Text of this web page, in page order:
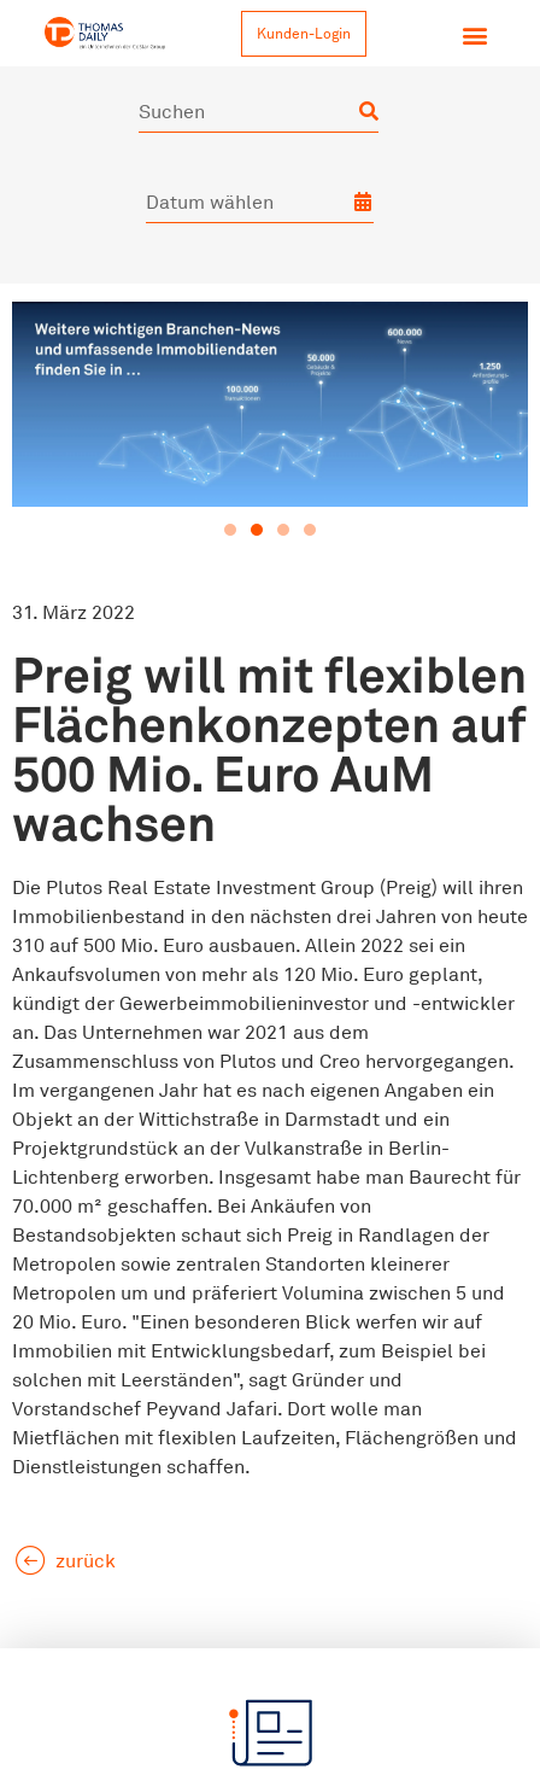
Kunden-Login
31. März 2022
Preig will mit flexiblen
Flächenkonzepten auf
500 Mio. Euro AuM
wachsen
Die Plutos Real Estate Investment Group (Preig) will ihren
Immobilienbestand in den nächsten drei Jahren von heute
310 auf 500 Mio. Euro ausbauen. Allein 2022 sei ein
Ankaufsvolumen von mehr als 120 Mio. Euro geplant,
kündigt der Gewerbeimmobilieninvestor und -entwickler
an. Das Unternehmen war 2021 aus dem
Zusammenschluss von Plutos und Creo hervorgegangen.
Im vergangenen Jahr hat es nach eigenen Angaben ein
Objekt an der Wittichstraße in Darmstadt und ein
Projektgrundstück an der Vulkanstraße in Berlin-
Lichtenberg erworben. Insgesamt habe man Baurecht für
70.000 m² geschaffen. Bei Ankäufen von
Bestandsobjekten schaut sich Preig in Randlagen der
Metropolen sowie zentralen Standorten kleinerer
Metropolen um und präferiert Volumina zwischen 5 und
20 Mio. Euro. "Einen besonderen Blick werfen wir auf
Immobilien mit Entwicklungsbedarf, zum Beispiel bei
solchen mit Leerständen", sagt Gründer und
Vorstandschef Peyvand Jafari. Dort wolle man
Mietflächen mit flexiblen Laufzeiten, Flächengrößen und
Dienstleistungen schaffen.
zurück